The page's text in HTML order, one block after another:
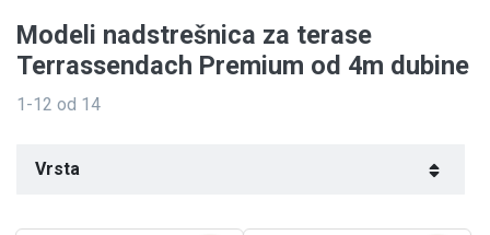
Modeli nadstrešnica za terase
Terrassendach Premium od 4m dubine
1-12 od 14
Vrsta